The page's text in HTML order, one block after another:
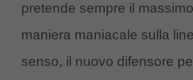
pretende sempre il
maniera maniacale sulla
senso, il nuovo difensore